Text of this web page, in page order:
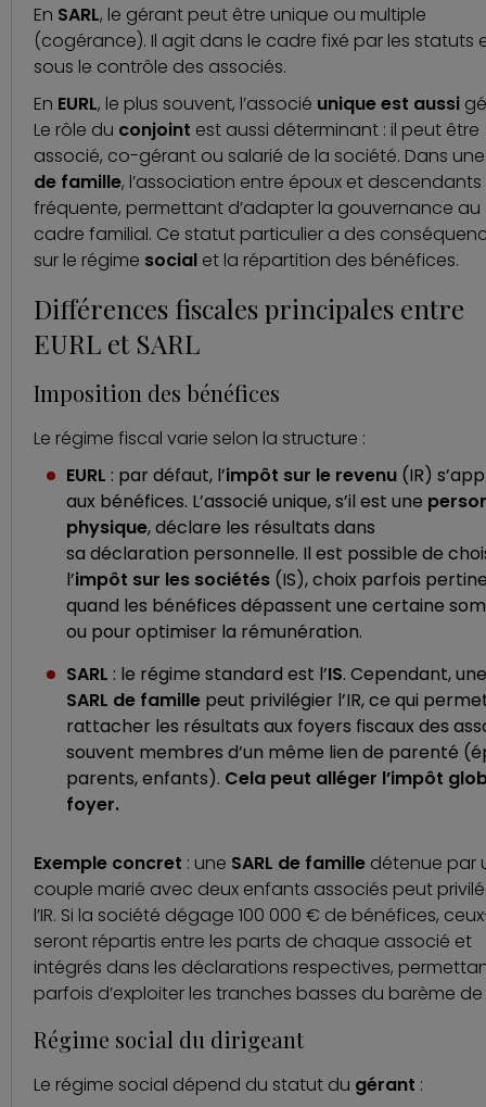
En SARL, le gérant peut être unique ou multiple
(cogérance). Il agit dans le cadre fixé par les statuts
sous le contrôle des associés.
En EURL, le plus souvent, l’associé unique est aussi
Le rôle du conjoint est aussi déterminant : il peut être
associé, co-gérant ou salarié de la société. Dans
de famille, l’association entre époux et
fréquente, permettant d’adapter la gouvernance au
cadre familial. Ce statut particulier a des
sur le régime social et la répartition des bénéfices.
Différences fiscales principales entre
EURL et SARL
Imposition des bénéfices
Le régime fiscal varie selon la structure :
EURL : par défaut, l’impôt sur le revenu (IR)
aux bénéfices. L’associé unique, s’il est une
physique, déclare les résultats dans
sa déclaration personnelle. Il est possible de
l’impôt sur les sociétés (IS), choix parfois
quand les bénéfices dépassent une certaine
ou pour optimiser la rémunération.
SARL : le régime standard est l’IS. Cependant, une
SARL de famille peut privilégier l’IR, ce qui
rattacher les résultats aux foyers fiscaux des
souvent membres d’un même lien de parenté
parents, enfants). Cela peut alléger l’impôt
foyer.
Exemple concret : une SARL de famille détenue par
couple marié avec deux enfants associés peut
l’IR. Si la société dégage 100 000 € de bénéfices,
seront répartis entre les parts de chaque associé et
intégrés dans les déclarations respectives,
parfois d’exploiter les tranches basses du barème de
Régime social du dirigeant
Le régime social dépend du statut du gérant :